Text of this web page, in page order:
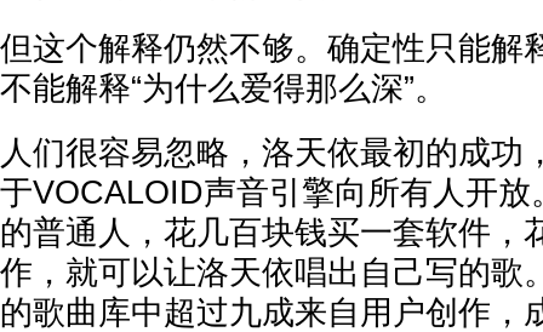
但这个解释仍然不够。确定性只能解
不能解释“为什么爱得那么深”。
人们很容易忽略，洛天依最初的成功
于VOCALOID声音引擎向所有人开放
的普通人，花几百块钱买一套软件，
作，就可以让洛天依唱出自己写的歌
的歌曲库中超过九成来自用户创作，